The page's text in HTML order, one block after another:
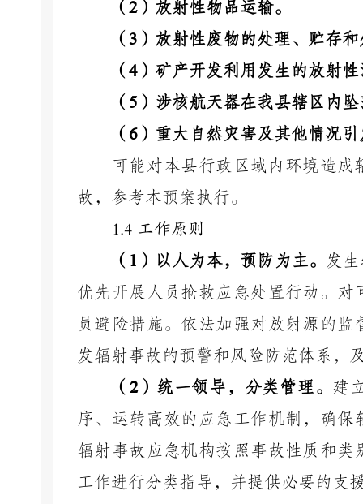
（ 2）放射性物品运输。
（ 3 ）放射性废物的处理、贮存
（ 4）矿产开发利用发生的放射
（ 5 ）涉核航天器在我县辖区内
（ 6）重大自然灾害及其他情况
可能对本县行政区域内环境造
故，参考本预案执行。
1.4 工作原则
（ 1 ）以人为本，预防为主。
发
优先开展人员抢救应急处置行动。
员避险措施。依法加强对放射源的
发辐射事故的预警和风险防范体系，
（ 2）统一领导，分类管理。 建
序、运转高效的应急工作机制，确
辐射事故应急机构按照事故性质和
工作进行分类指导，并提供必要的支